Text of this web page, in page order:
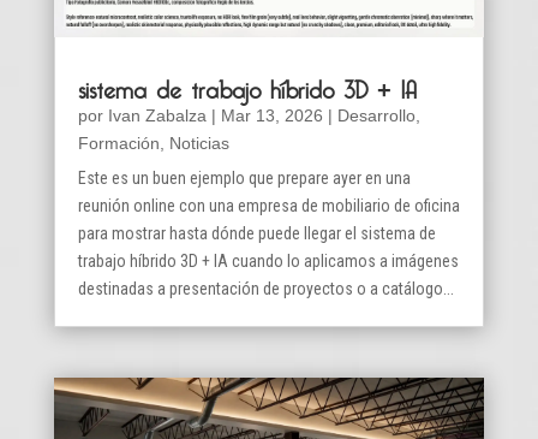
sistema de trabajo híbrido 3D + IA
por Ivan Zabalza| Mar 13, 2026 | Desarrollo,
Formación, Noticias
Este es un buen ejemplo que prepare ayer en una
reunión online con una empresa de mobiliario de oficina
para mostrar hasta dónde puede llegar el sistema de
trabajo híbrido 3D + IA cuando lo aplicamos a imágenes
destinadas a presentación de proyectos o a catálogo...